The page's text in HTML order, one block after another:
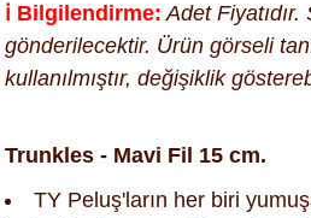
ℹ️ Bilgilendirme: Adet
gönderilecektir. Ürün görseli
kullanılmıştır, değişiklik
Trunkles - Mavi Fil 15 cm.
TY Peluş'ların her biri